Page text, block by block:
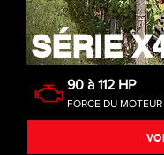
SÉRIE
90 à 112 HP
FORCE DU MOTEUR